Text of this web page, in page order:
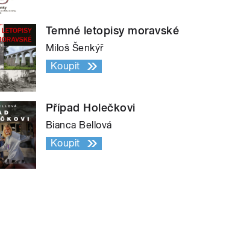
Temné letopisy moravské
Miloš Šenkýř
Koupit
Případ Holečkovi
Bianca Bellová
Koupit